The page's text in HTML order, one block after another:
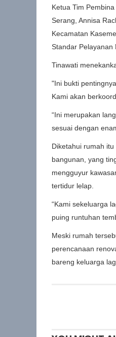
Ketua Tim
Serang, Annisa
Kecamatan
Standar Pelayanan
Tinawati
"Ini bukti
Kami akan
“Ini merupakan
sesuai dengan
Diketahui rumah
bangunan, yang
mengguyur
tertidur lelap.
“Kami sekeluarga
puing runtuhan
Meski rumah
perencanaan
bareng keluarga